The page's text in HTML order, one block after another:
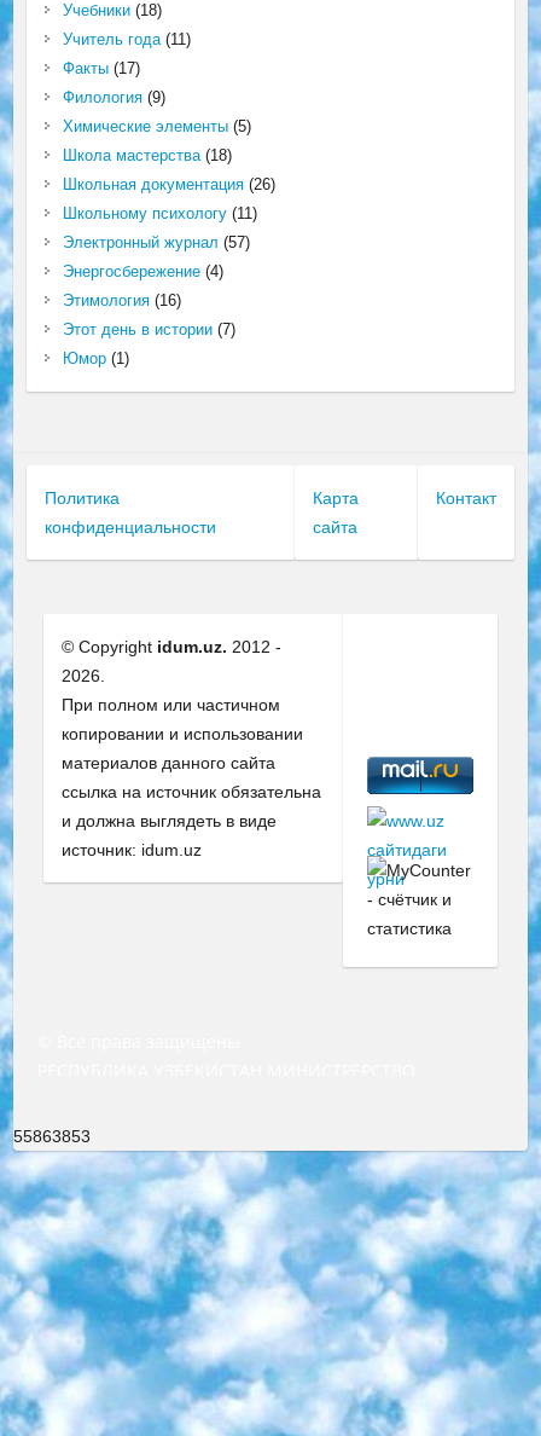
Учебники(18)
Учитель года(11)
Факты(17)
Филология(9)
Химические элементы(5)
Школа мастерства(18)
Школьная документация(26)
Школьному психологу(11)
Электронный журнал (57)
Энергосбережение(4)
Этимология(16)
Этот день в истории(7)
Юмор(1)
Политика
конфиденциальности
Карта
сайта
Контакт
© Copyright idum.uz. 2012 -
2026.
При полном или частичном
копировании и использовании
материалов данного сайта
ссылка на источник обязательна
и должна выглядеть в виде
источник: idum.uz
55863853